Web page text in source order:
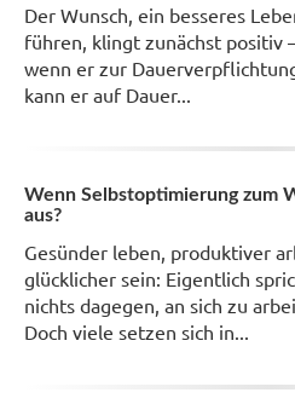
Der Wunsch, ein besseres
führen, klingt zunächst positiv
wenn er zur
kann er auf Dauer...
Wenn Selbstoptimierung zum
aus?
Gesünder leben, produktiver
glücklicher sein: Eigentlich
nichts dagegen, an sich zu
Doch viele setzen sich in...